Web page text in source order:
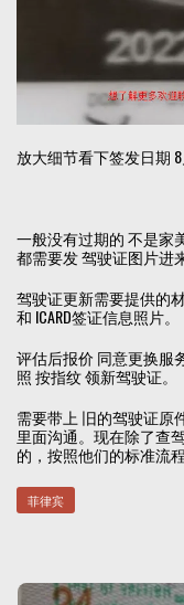
放大细节看下签发日期
一般没有过期的 不是家
都需要发 驾驶证图片进
驾驶证更新需要提供的
和 ICARD签证信息照片。
评估后报价 同意更换服
照 按指纹 领新驾驶证。
需要带上 旧的驾驶证原
里面沟通。现在除了查
的，按照他们的标准流
菲律宾